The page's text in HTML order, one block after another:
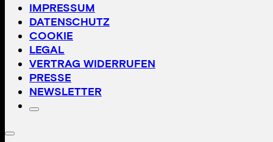
IMPRESSUM
DATENSCHUTZ
COOKIE
LEGAL
VERTRAG WIDERRUFEN
PRESSE
NEWSLETTER